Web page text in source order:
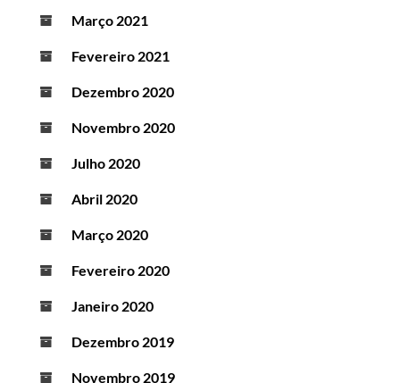
Março 2021
Fevereiro 2021
Dezembro 2020
Novembro 2020
Julho 2020
Abril 2020
Março 2020
Fevereiro 2020
Janeiro 2020
Dezembro 2019
Novembro 2019